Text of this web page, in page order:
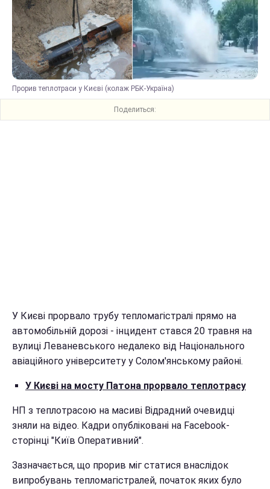
Прорив теплотраси у Києві (колаж РБК-Україна)
Поделиться:
У Києві прорвало трубу тепломагістралі прямо на
автомобільній дорозі - інцидент стався 20 травня на
вулиці Леваневського недалеко від Національного
авіаційного університету у Солом'янському районі.
У Києві на мосту Патона прорвало теплотрасу
НП з теплотрасою на масиві Відрадний очевидці
зняли на відео. Кадри опубліковані на Facebook-
сторінці "Київ Оперативний".
Зазначається, що прорив міг статися внаслідок
випробувань тепломагістралей, початок яких було